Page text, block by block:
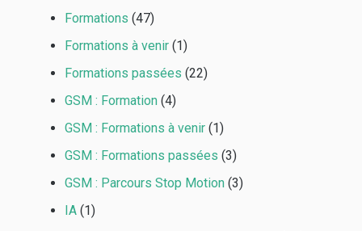
Formations (47)
Formations à venir (1)
Formations passées (22)
GSM : Formation (4)
GSM : Formations à venir (1)
GSM : Formations passées (3)
GSM : Parcours Stop Motion (3)
IA (1)